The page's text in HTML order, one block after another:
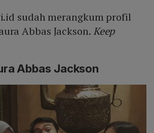
sudah merangkum profil
Abbas Jackson. Keep
Abbas Jackson